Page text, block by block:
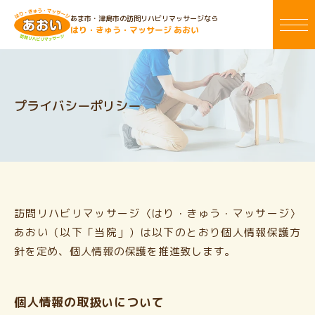
あま市・津島市の訪問リハビリマッサージなら
はり・きゅう・マッサージ あおい
プライバシーポリシー
訪問リハビリマッサージ〈はり・きゅう・マッサージ〉
あおい（以下「当院」）は以下のとおり個人情報保護方
針を定め、個人情報の保護を推進致します。
個人情報の取扱いについて